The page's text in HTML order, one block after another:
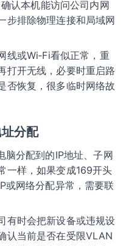
认本机能访问公司内网
步排除物理连接和局域网
线或Wi‑Fi看似正常，重
打开无线，必要时重启路
否恢复，很多临时网络故
分配
脑分配到的IP地址、子网
一样，如果变成169开头
或网络分配异常，需要联
有时会把新设备或违规设
认当前是否在受限VLAN